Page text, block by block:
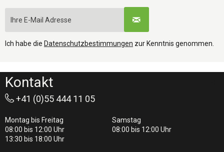
Ich habe die Datenschutzbestimmungen zur Kenntnis genommen.
Kontakt
+41 (0)55 444 11 05
Montag bis Freitag
08:00 bis 12:00 Uhr
13:30 bis 18:00 Uhr
Samstag
08:00 bis 12:00 Uhr